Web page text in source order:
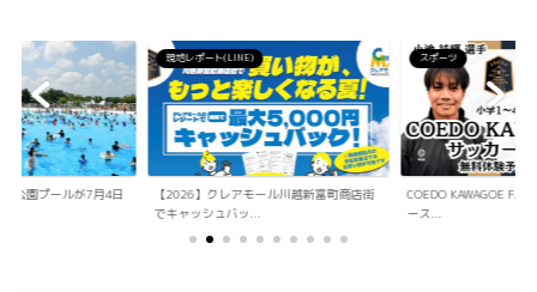
ル川越新富町商店街
スポーツ
COEDO KAWAGOE F.Cが小学生向けサッカ
ース...
生活
「Sky Walker 7058」
内ア...